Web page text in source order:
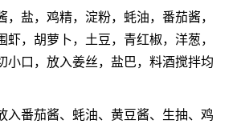
，盐，鸡精，淀粉，蚝油，番茄酱，
虾，胡萝卜，土豆，青红椒，洋葱，
小口，放入姜丝，盐巴，料酒搅拌均
入番茄酱、蚝油、黄豆酱、生抽、鸡